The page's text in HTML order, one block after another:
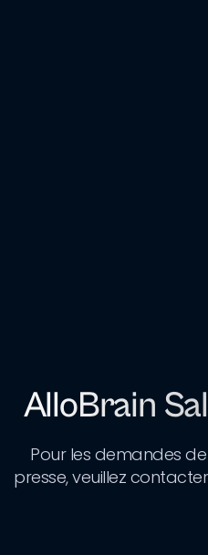
AlloBrain
Pour les demandes
presse, veuillez contacter